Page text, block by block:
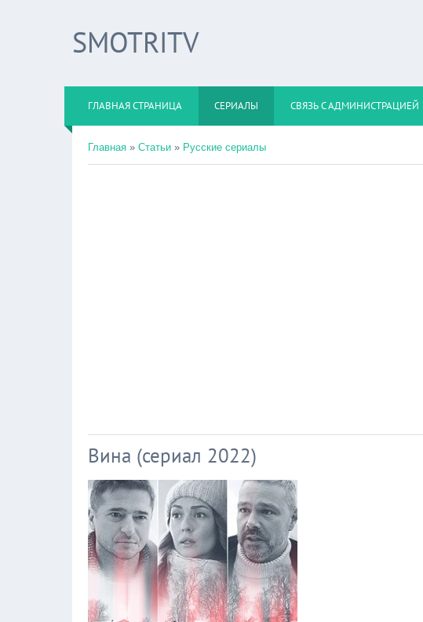
SMOTRITV
ГЛАВНАЯ СТРАНИЦА СЕРИАЛЫ СВЯЗЬ С АДМИНИСТРАЦИЕЙ
Главная » Статьи » Русские сериалы
Вина (сериал 2022)